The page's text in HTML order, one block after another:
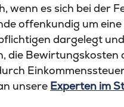
wenn es sich bei der
offenkundig um
dargelegt
die Bewirtungskosten
unsere Experten im